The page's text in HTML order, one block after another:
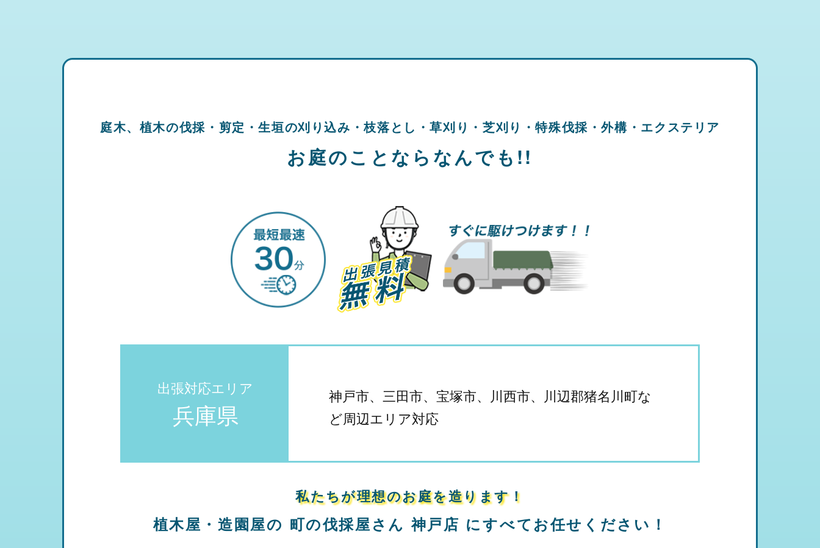
庭木、植木の伐採・剪定・生垣の刈り込み・枝落とし・草刈り・ 芝刈り・特殊伐採・外構・エクステリア
お庭のことならなんでも!!
出張対応エリア
兵庫県
神戸市、三田市、宝塚市、川西市、川辺郡猪名川町な
ど周辺エリア対応
私たちが理想のお庭を造ります！
植木屋・造園屋の 町の伐採屋さん 神戸店 にすべてお任せください！